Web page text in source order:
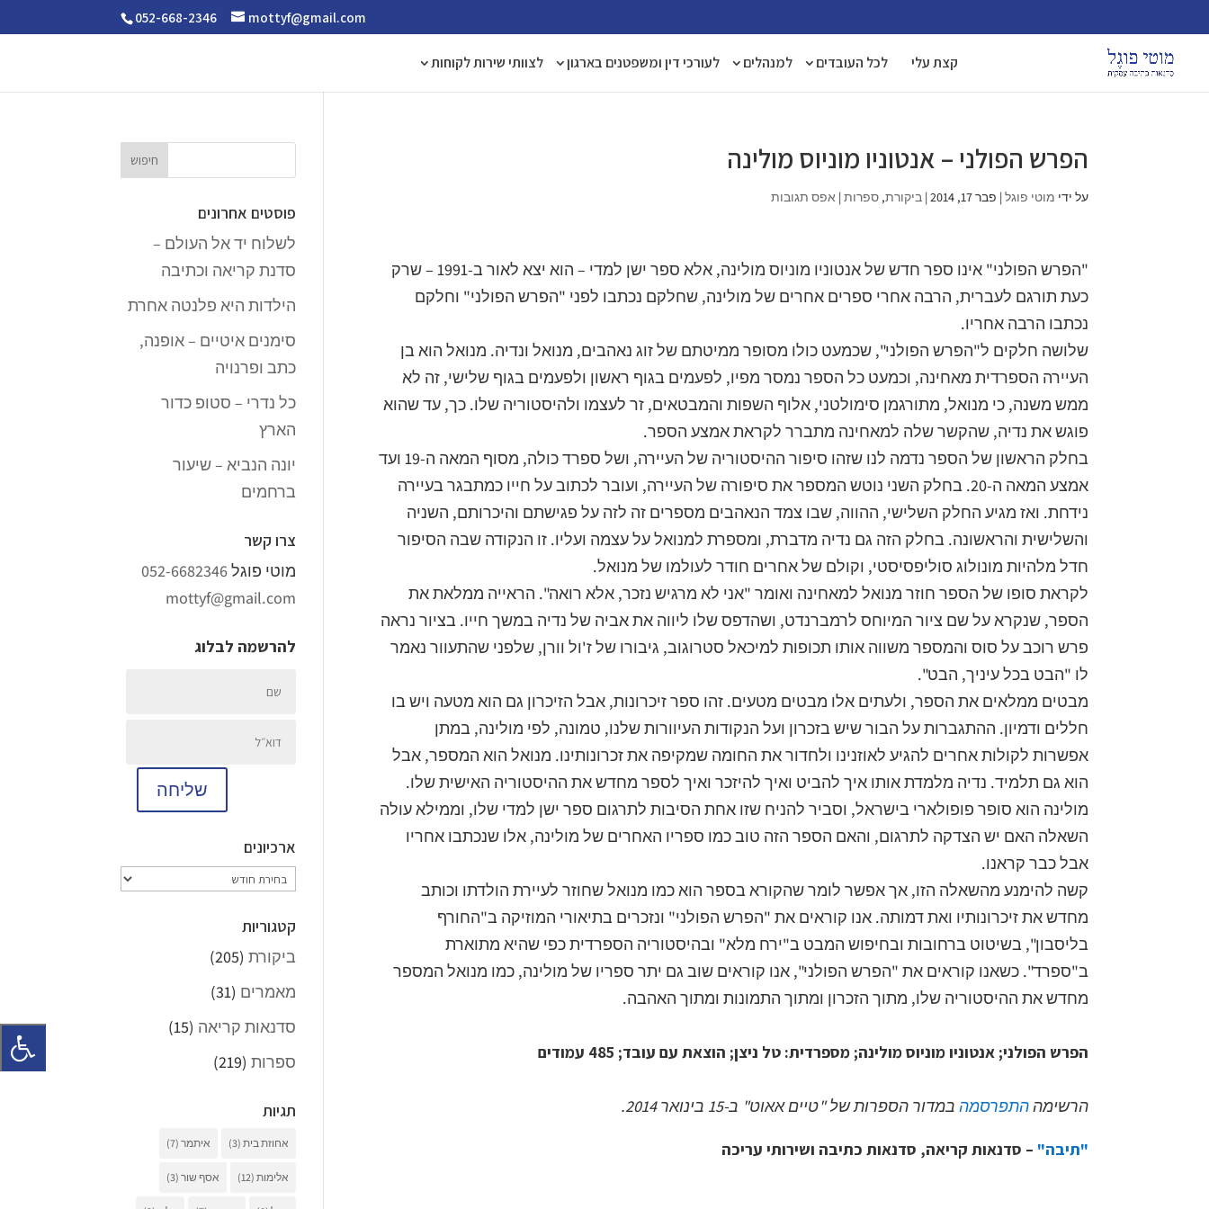
052-668-2346 mottyf@gmail.com
קצת עלי לכל העובדים למנהלים לעורכי דין ומשפטנים בארגון לצוותי שירות לקוחות
הפרש הפולני – אנטוניו מוניוס מולינה
על ידי מוטי פוגל| פבר 17, 2014 |ביקורת,ספרות|אפס תגובות
"הפרש הפולני" אינו ספר חדש של אנטוניו מוניוס מולינה, אלא ספר ישן למדי – הוא יצא לאור ב-1991 – שרק
כעת תורגם לעברית, הרבה אחרי ספרים אחרים של מולינה, שחלקם נכתבו לפני "הפרש הפולני" וחלקם
נכתבו הרבה אחריו.
שלושה חלקים ל"הפרש הפולני", שכמעט כולו מסופר ממיטתם של זוג נאהבים, מנואל ונדיה. מנואל הוא בן
העיירה הספרדית מאחינה, וכמעט כל הספר נמסר מפיו, לפעמים בגוף ראשון ולפעמים בגוף שלישי, זה לא
ממש משנה, כי מנואל, מתורגמן סימולטני, אלוף השפות והמבטאים, זר לעצמו ולהיסטוריה שלו. כך, עד שהוא
פוגש את נדיה, שהקשר שלה למאחינה מתברר לקראת אמצע הספר.
בחלק הראשון של הספר נדמה לנו שזהו סיפור ההיסטוריה של העיירה, ושל ספרד כולה, מסוף המאה ה-19 ועד
אמצע המאה ה-20. בחלק השני נוטש המספר את סיפורה של העיירה, ועובר לכתוב על חייו כמתבגר בעיירה
נידחת. ואז מגיע החלק השלישי, ההווה, שבו צמד הנאהבים מספרים זה לזה על פגישתם והיכרותם, השניה
והשלישית והראשונה. בחלק הזה גם נדיה מדברת, ומספרת למנואל על עצמה ועליו. זו הנקודה שבה הסיפור
חדל מלהיות מונולוג סוליפסיסטי, וקולם של אחרים חודר לעולמו של מנואל.
לקראת סופו של הספר חוזר מנואל למאחינה ואומר "אני לא מרגיש נזכר, אלא רואה". הראייה ממלאת את
הספר, שנקרא על שם ציור המיוחס לרמברנדט, ושהדפס שלו ליווה את אביה של נדיה במשך חייו. בציור נראה
פרש רוכב על סוס והמספר משווה אותו תכופות למיכאל סטרוגוב, גיבורו של ז'ול וורן, שלפני שהתעוור נאמר
לו "הבט בכל עיניך, הבט".
מבטים ממלאים את הספר, ולעתים אלו מבטים מטעים. זהו ספר זיכרונות, אבל הזיכרון גם הוא מטעה ויש בו
חללים ודמיון. ההתגברות על הבור שיש בזכרון ועל הנקודות העיוורות שלנו, טמונה, לפי מולינה, במתן
אפשרות לקולות אחרים להגיע לאוזנינו ולחדור את החומה שמקיפה את זכרונותינו. מנואל הוא המספר, אבל
הוא גם תלמיד. נדיה מלמדת אותו איך להביט ואיך להיזכר ואיך לספר מחדש את ההיסטוריה האישית שלו.
מולינה הוא סופר פופולארי בישראל, וסביר להניח שזו אחת הסיבות לתרגום ספר ישן למדי שלו, וממילא עולה
השאלה האם יש הצדקה לתרגום, והאם הספר הזה טוב כמו ספריו האחרים של מולינה, אלו שנכתבו אחריו
אבל כבר קראנו.
קשה להימנע מהשאלה הזו, אך אפשר לומר שהקורא בספר הוא כמו מנואל שחוזר לעיירת הולדתו וכותב
מחדש את זיכרונותיו ואת דמותה. אנו קוראים את "הפרש הפולני" ונזכרים בתיאורי המוזיקה ב"החורף
בליסבון", בשיטוט ברחובות ובחיפוש המבט ב"ירח מלא" ובהיסטוריה הספרדית כפי שהיא מתוארת
ב"ספרד". כשאנו קוראים את "הפרש הפולני", אנו קוראים שוב גם יתר ספריו של מולינה, כמו מנואל המספר
מחדש את ההיסטוריה שלו, מתוך הזכרון ומתוך התמונות ומתוך האהבה.
הפרש הפולני; אנטוניו מוניוס מולינה; מספרדית: טל ניצן; הוצאת עם עובד; 485 עמודים
הרשימההתפרסמה במדור הספרות של "טיים אאוט" ב-15 בינואר 2014.
"תיבה" – סדנאות קריאה, סדנאות כתיבה ושירותי עריכה
פוסטים אחרונים
לשלוח יד אל העולם –
סדנת קריאה וכתיבה
הילדות היא פלנטה אחרת
סימנים איטיים – אופנה,
כתב ופרנויה
כל נדרי – סטופ כדור
הארץ
יונה הנביא – שיעור
ברחמים
צרו קשר
מוטי פוגל052-6682346
mottyf@gmail.com
להרשמה לבלוג
שליחה
ארכיונים
ארכיונים
קטגוריות
ביקורת (205)
מאמרים (31)
סדנאות קריאה (15)
ספרות (219)
תגיות
אחוזת בית (3) איתמר (7)
אלימות (12) אסף שור (3)